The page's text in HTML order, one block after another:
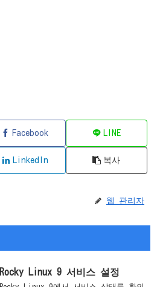
Facebook LINE
LinkedIn 복사
웹 관리자
Rocky Linux 9 서비스 설정